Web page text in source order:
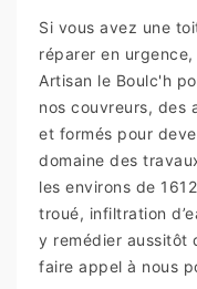
Si vous avez une
réparer en
Artisan le Boulc'h
nos couvreurs, des
et formés pour
domaine des
les environs de
troué, infiltration
y remédier aussitôt
faire appel à nous